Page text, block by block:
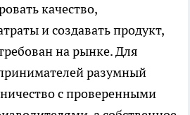
качество,
и создавать продукт,
на рынке. Для
разумный
с проверенными